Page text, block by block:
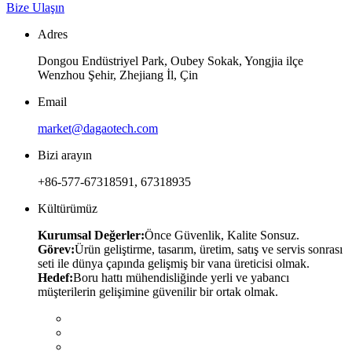
Bize Ulaşın
Adres
Dongou Endüstriyel Park, Oubey Sokak, Yongjia ilçe
Wenzhou Şehir, Zhejiang İl, Çin
Email
market@dagaotech.com
Bizi arayın
+86-577-67318591, 67318935
Kültürümüz
Kurumsal Değerler:Önce Güvenlik, Kalite Sonsuz.
Görev:Ürün geliştirme, tasarım, üretim, satış ve servis sonrası
seti ile dünya çapında gelişmiş bir vana üreticisi olmak.
Hedef:Boru hattı mühendisliğinde yerli ve yabancı
müşterilerin gelişimine güvenilir bir ortak olmak.